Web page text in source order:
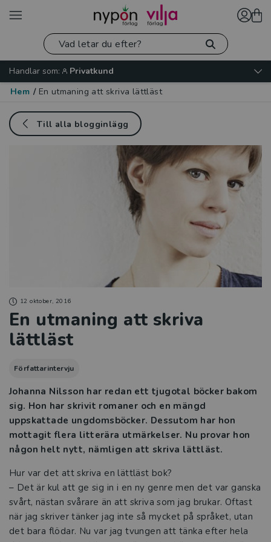
Handlar som:
Privatkund
Hem / En utmaning att skriva lättläst
Till alla blogginlägg
12 oktober, 2016
En utmaning att skriva
lättläst
Författarintervju
Johanna Nilsson har redan ett tjugotal böcker bakom
sig. Hon har skrivit romaner och en mängd
uppskattade ungdomsböcker. Dessutom har hon
mottagit flera litterära utmärkelser. Nu provar hon
någon helt nytt, nämligen att skriva lättläst.
Hur var det att skriva en lättläst bok?
– Det är kul att ge sig in i en ny genre men det var ganska
svårt, nästan svårare än att skriva som jag brukar. Oftast
när jag skriver tänker jag inte så mycket på språket, utan
det bara flödar. Nu var jag tvungen att tänka efter hela